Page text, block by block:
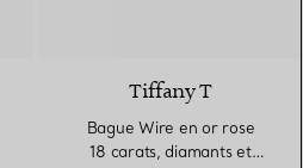
Tiffany T
Bague Wire en or rose
18 carats, diamants et